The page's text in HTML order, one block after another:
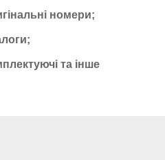
номери;
та інше